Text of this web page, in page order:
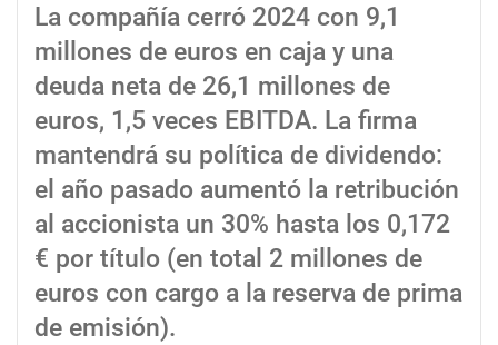
La compañía cerró 2024 con 9,1
millones de euros en caja y una
deuda neta de 26,1 millones de
euros, 1,5 veces EBITDA. La firma
mantendrá su política de dividendo:
el año pasado aumentó la retribución
al accionista un 30% hasta los 0,172
€ por título (en total 2 millones de
euros con cargo a la reserva de prima
de emisión).